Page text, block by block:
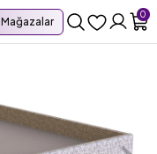
Mağazalar
0